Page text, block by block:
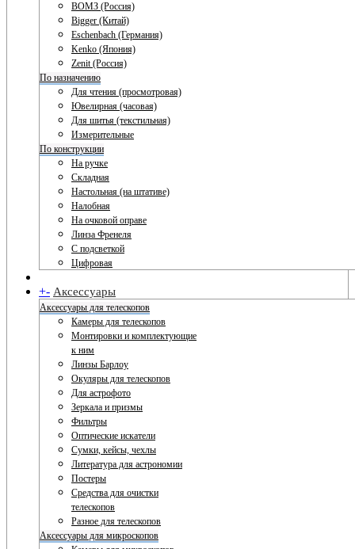
ВОМЗ (Россия)
Bigger (Китай)
Eschenbach (Германия)
Kenko (Япония)
Zenit (Россия)
По назначению
Для чтения (просмотровая)
Ювелирная (часовая)
Для шитья (текстильная)
Измерительные
По конструкции
На ручке
Складная
Настольная (на штативе)
Налобная
На очковой оправе
Линза Френеля
С подсветкой
Цифровая
+- Аксессуары
Аксессуары для телескопов
Камеры для телескопов
Монтировки и комплектующие
к ним
Линзы Барлоу
Окуляры для телескопов
Для астрофото
Зеркала и призмы
Фильтры
Оптические искатели
Сумки, кейсы, чехлы
Литература для астрономии
Постеры
Средства для очистки
телескопов
Разное для телескопов
Аксессуары для микроскопов